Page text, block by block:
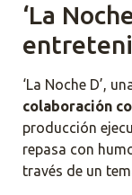
‘La
‘La Noche D’,
colaboración
producción
repasa con
través de un